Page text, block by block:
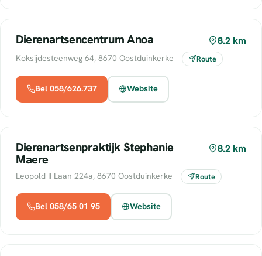
Dierenartsencentrum Anoa 8.2 km
Koksijdesteenweg 64, 8670 Oostduinkerke Route
Bel 058/626.737 Website
Dierenartsenpraktijk Stephanie
Maere
8.2 km
Leopold II Laan 224a, 8670 Oostduinkerke Route
Bel 058/65 01 95 Website